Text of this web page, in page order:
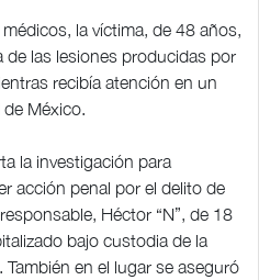
la víctima, de 48 años,
de las lesiones producidas por
recibía atención en un
México.
la investigación para
acción penal por el delito de
Héctor “N”, de 18
bajo custodia de la
en el lugar se aseguró